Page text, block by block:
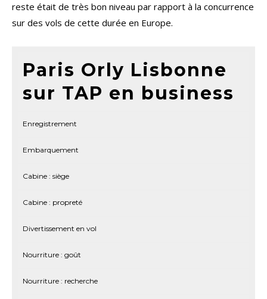
reste était de très bon niveau par rapport à la concurrence
sur des vols de cette durée en Europe.
Paris Orly Lisbonne
sur TAP en business
Enregistrement
Embarquement
Cabine : siège
Cabine : propreté
Divertissement en vol
Nourriture : goût
Nourriture : recherche